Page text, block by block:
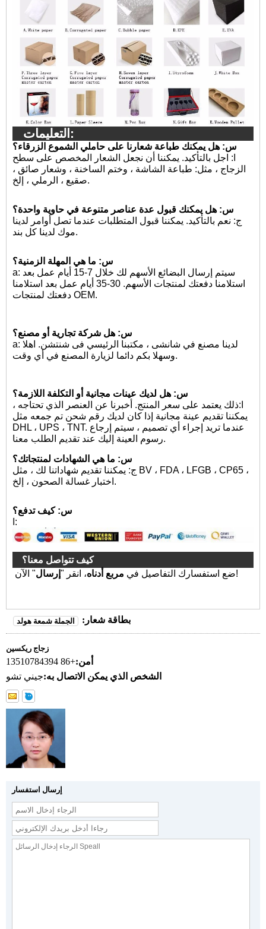
التعليمات:
س: هل يمكنك طباعة شعارنا على حاملي الشموع الزرقاء؟
ا: اجل بالتأكيد. يمكننا أن نجعل الشعار المخصص على سطح
الزجاج ، مثل: طباعة الشاشة ، وختم الساخنة ، وشعار صائق ،
صقيع ، الرملي ، إلخ.
س: هل يمكنك قبول عدة عناصر متنوعة في حاوية واحدة؟
ج: نعم بالتأكيد. يمكننا قبول المتطلبات عندما تصل أوامر لدينا
موك لدينا كل بند.
س: ما هي المهلة الزمنية؟
a: سيتم إرسال البضائع الأسهم لك خلال 7-15 أيام عمل بعد
استلامنا دفعتك لمنتجات الأسهم. 30-35 أيام عمل بعد استلامنا
دفعتك لمنتجات OEM.
س: هل شركة تجارية أو مصنع؟
a: لدينا مصنع في شانشى ، مكتبنا الرئيسي فى شنتشن. اهلا
وسهلا بكم دائما لزيارة المصنع في أي وقت.
س: هل لديك عينات مجانية أو التكلفة اللازمة؟
ا:ذلك يعتمد على سعر المنتج. أخبرنا عن العنصر الذي تحتاجه ،
يمكننا تقديم عينة مجانية إذا كان لديك رقم شحن تم جمعه مثل
DHL ، UPS ، TNT. عندما تريد إجراء أي تصميم ، سيتم إرجاع
رسوم العينة إليك عند تقديم الطلب معنا.
س: ما هي الشهادات لمنتجاتك؟
ج: يمكننا تقديم شهاداتنا لك ، مثل BV ، FDA ، LFGB ، CP65 ،
اختبار غسالة الصحون ، إلخ.
س: كيف تدفع؟
ا:
كيف تتواصل معنا؟
ضع استفسارك التفاصيل في مربع أدناه، انقر "إرسال " الآن!
بطاقة شعار: الجملة شمعة هولد
زجاج ريكسين
أمن:+86 13510784394
الشخص الذي يمكن الاتصال به:جيني تشو
إرسال استفسار